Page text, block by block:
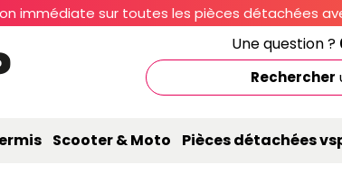
immédiate sur toutes les pièces détachées
Une question ?
Rechercher
Scooter & Moto Pièces détachées